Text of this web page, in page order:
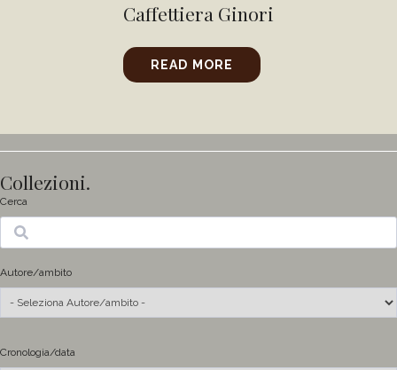
Caffettiera Ginori
READ MORE
Collezioni.
Cerca
Ricerca
Autore/ambito
Cronologia/data